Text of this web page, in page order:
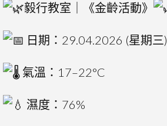
毅行教室｜《金齡活動》
日期：29.04.2026 (星期三)
氣溫：17–22°C
濕度：76%